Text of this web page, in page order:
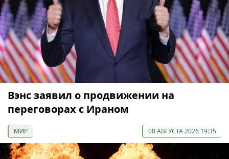
Вэнс заявил о продвижении на
переговорах с Ираном
МИР 08 АВГУСТА 2026 19:35